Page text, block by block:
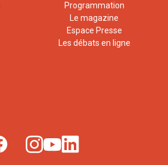
Programmation
Le magazine
Espace Presse
Les débats en ligne